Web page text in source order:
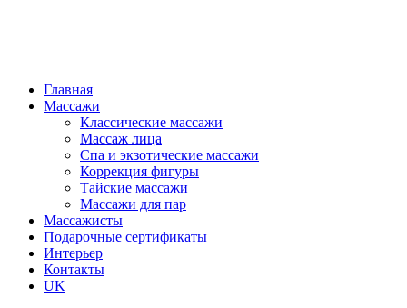
Главная
Массажи
Классические массажи
Массаж лица
Спа и экзотические массажи
Коррекция фигуры
Тайские массажи
Массажи для пар
Массажисты
Подарочные сертификаты
Интерьер
Контакты
UK